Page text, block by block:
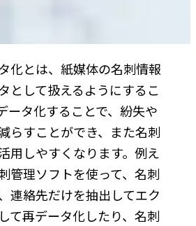
化とは、紙媒体の名刺情報
として扱えるようにするこ
ータ化することで、紛失や
らすことができ、また名刺
用しやすくなります。例え
管理ソフトを使って、名刺
連絡先だけを抽出してエク
て再データ化したり、名刺